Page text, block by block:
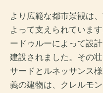
より広範な都市景観は
よって支えられていま
ードゥルーによって設
建設されました。その
サードとルネッサンス
義の建物は、クレルモ